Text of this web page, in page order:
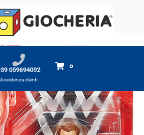
059694092
Assistenza clienti
0
Wrestling - JBL 18cm